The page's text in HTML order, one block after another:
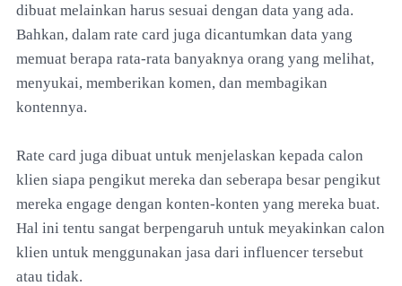
dibuat melainkan harus sesuai dengan data yang ada.
Bahkan, dalam rate card juga dicantumkan data yang
memuat berapa rata-rata banyaknya orang yang melihat,
menyukai, memberikan komen, dan membagikan
kontennya.
Rate card juga dibuat untuk menjelaskan kepada calon
klien siapa pengikut mereka dan seberapa besar pengikut
mereka engage dengan konten-konten yang mereka buat.
Hal ini tentu sangat berpengaruh untuk meyakinkan calon
klien untuk menggunakan jasa dari influencer tersebut
atau tidak.